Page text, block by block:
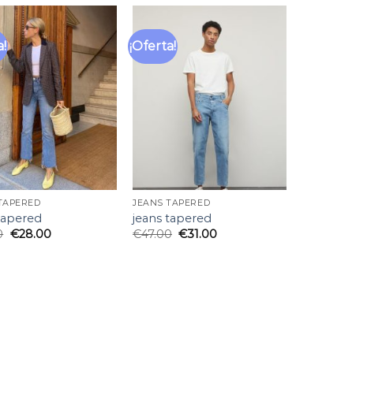
Añadir
a la
lista
de
deseos
€28.00
¡Oferta!
JEANS TAPERED
jeans tapered
€47.00 €31.00